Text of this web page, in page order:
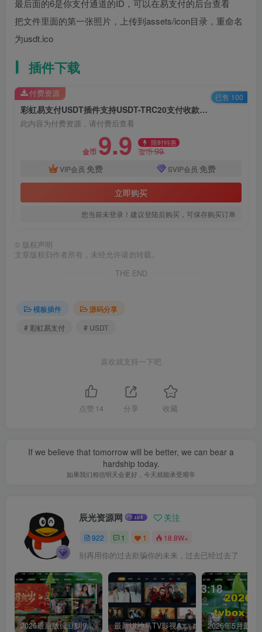
最后面的6是你支付通道的ID，可以在易支付的后台查看
把文件里面的第一张照片，上传到assets/icon目录，重命名
为usdt.ico
插件下载
彩虹易支付USDT插件支持USDT-TRC20支付收款插件附安装教程
此内容为付费资源，请付费后查看
金币 9.9 限时特惠
金币99
VIP会员 免费 SVIP会员 免费
立即购买
您当前未登录！建议登陆后购买，可保存购买订单
付费资源 已售 100
© 版权声明
文章版权归作者所有，未经允许请勿转载。
THE END
模板插件
源码分享
# 彩虹易支付
# USDT
喜欢就支持一下吧
点赞 14 分享 收藏
If we believe that tomorrow will be better, we can bear a
hardship today.
如果我们相信明天会更好，今天就能承受艰辛
辰光资源网 关注
922 1 1 18.8W+
别再用你的过去欺骗你的未来，过去已经过去了
2026最新版绿豆UI9双端影视APP源码 最新UI神马TV影视APP源码 乐檬影视苹果CMS后台 包含前后端源码